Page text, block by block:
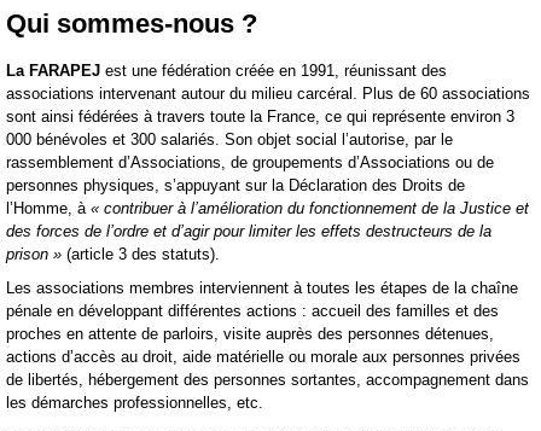
Qui sommes-nous ?
La FARAPEJ est une fédération créée en 1991, réunissant des
associations intervenant autour du milieu carcéral. Plus de 60 associations
sont ainsi fédérées à travers toute la France, ce qui représente environ 3
000 bénévoles et 300 salariés. Son objet social l’autorise, par le
rassemblement d’Associations, de groupements d’Associations ou de
personnes physiques, s’appuyant sur la Déclaration des Droits de
l’Homme, à « contribuer à l’amélioration du fonctionnement de la Justice et
des forces de l’ordre et d’agir pour limiter les effets destructeurs de la
prison » (article 3 des statuts).
Les associations membres interviennent à toutes les étapes de la chaîne
pénale en développant différentes actions : accueil des familles et des
proches en attente de parloirs, visite auprès des personnes détenues,
actions d’accès au droit, aide matérielle ou morale aux personnes privées
de libertés, hébergement des personnes sortantes, accompagnement dans
les démarches professionnelles, etc.